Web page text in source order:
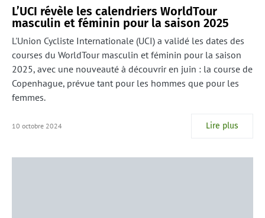
L’UCI révèle les calendriers WorldTour
masculin et féminin pour la saison 2025
L'Union Cycliste Internationale (UCI) a validé les dates des
courses du WorldTour masculin et féminin pour la saison
2025, avec une nouveauté à découvrir en juin : la course de
Copenhague, prévue tant pour les hommes que pour les
femmes.
10 octobre 2024 Lire plus